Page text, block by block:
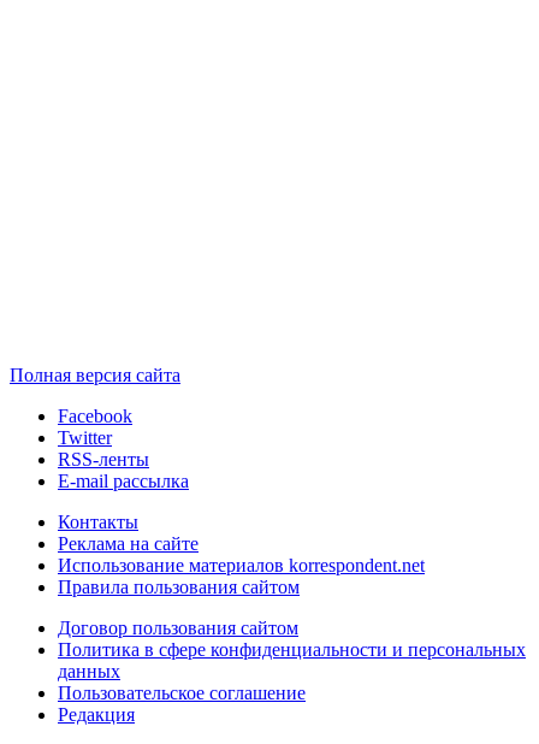
Полная версия сайта
Facebook
Twitter
RSS-ленты
E-mail рассылка
Контакты
Реклама на сайте
Использование материалов korrespondent.net
Правила пользования сайтом
Договор пользования сайтом
Политика в сфере конфиденциальности и персональных
данных
Пользовательское соглашение
Редакция